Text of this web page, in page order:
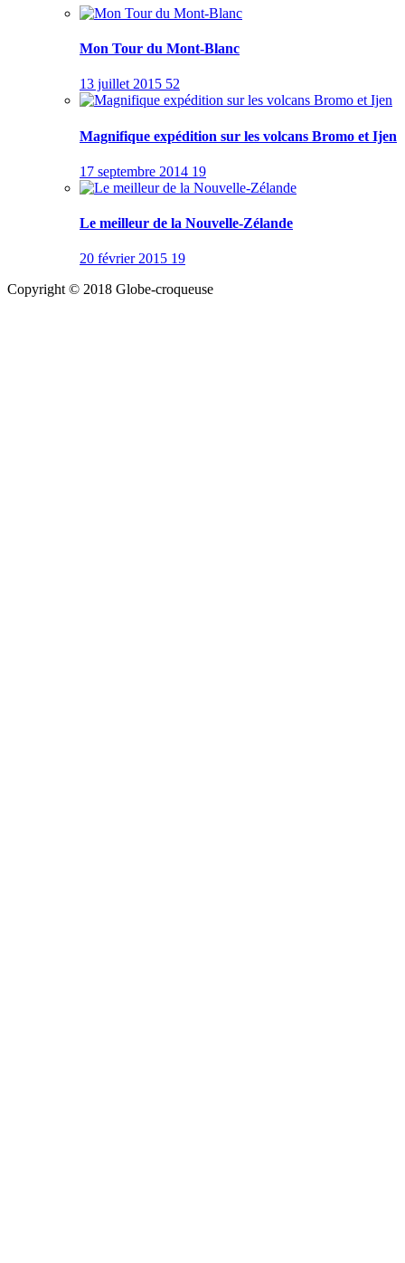
Mon Tour du Mont-Blanc
13 juillet 2015 52
Magnifique expédition sur les volcans Bromo et Ijen
17 septembre 2014 19
Le meilleur de la Nouvelle-Zélande
20 février 2015 19
Copyright © 2018 Globe-croqueuse